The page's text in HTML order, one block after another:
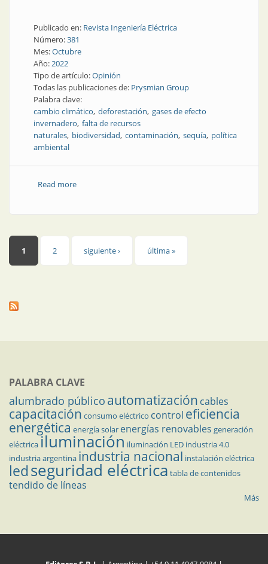
Publicado en: Revista Ingeniería Eléctrica
Número:381
Mes:Octubre
Año:2022
Tipo de artículo:Opinión
Todas las publicaciones de: Prysmian Group
Palabra clave:
cambio climático deforestación gases de efecto
invernadero falta de recursos
naturales biodiversidad contaminación sequía política
ambiental
Read moreabout ¿Cuáles son las grandes amenazas a la
Páginas
1 2 siguiente › última »
PALABRA CLAVE
alumbrado público automatización cables
capacitación consumo eléctrico control eficiencia
energética energía solar energías renovables generación
eléctricailuminación iluminación LED industria 4.0
industria argentina industria nacional instalación eléctrica
ledseguridad eléctrica tabla de contenidos
tendido de líneas
Más